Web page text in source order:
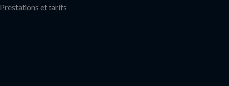
Prestations et tarifs